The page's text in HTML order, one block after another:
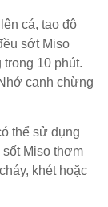
cá, tạo độ
sớt Miso
10 phút.
canh chừng
thể sử dụng
Miso thơm
khét hoặc